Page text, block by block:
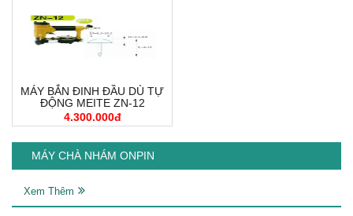
MÁY BẮN ĐINH ĐẦU DÙ TỰ
ĐỘNG MEITE ZN-12
4.300.000đ
MÁY CHÀ NHÁM ONPIN
Xem Thêm